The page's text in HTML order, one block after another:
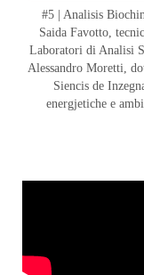
#5 | Analisis
Saida Favotto,
Laboratori di Analisi
Alessandro Moretti,
Siencis de
energjetiche e